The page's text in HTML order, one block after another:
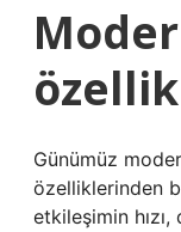
Günümüz
özelliklerinden
etkileşimin